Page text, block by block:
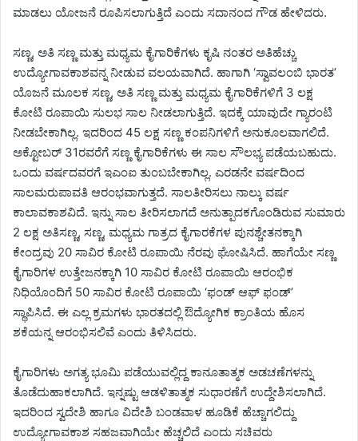
ಮಾಡಲು ಯೋಜನೆ ರೂಪಿಸಲಾಗುತ್ತಿದೆ ಎಂದು ಸದಾನಂದ ಗೌಡ ಹೇಳಿದರು.
ಸಣ್ಣ, ಅತಿ ಸಣ್ಣ ಮತ್ತು ಮಧ್ಯಮ ಕೈಗಾರಿಕೆಗಳು ಕೃಷಿ ನಂತರ ಅತಿಹೆಚ್ಚು
ಉದ್ಯೋಗಾವಕಾಶವನ್ನ ನೀಡುವ ವಲಯವಾಗಿದೆ. ಹಾಗಾಗಿ ‘ಸ್ವಾವಲಂಬಿ ಭಾರತ’
ಯೊಜನೆ ಮೂಲಕ ಸಣ್ಣ, ಅತಿ ಸಣ್ಣ ಮತ್ತು ಮಧ್ಯಮ ಕೈಗಾರಿಕೆಗಳಿಗೆ 3 ಲಕ್ಷ
ಕೋಟಿ ರೂಪಾಯಿ ಸುಲಭ ಸಾಲ ನೀಡಲಾಗುತ್ತಿದೆ. ಇದಕ್ಕೆ ಯಾವುದೇ ಗ್ಯಾರಂಟಿ
ನೀಡಬೇಕಾಗಿಲ್ಲ. ಇದರಿಂದ 45 ಲಕ್ಷ ಸಣ್ಣ ಕಂಪನಿಗಳಿಗೆ ಅನುಕೂಲವಾಗಲಿದೆ.
ಅಕ್ಟೋಬರ್ 31ರವರೆಗೆ ಸಣ್ಣ ಕೈಗಾರಿಕೆಗಳು ಈ ಸಾಲ ಸೌಲಭ್ಯ ಪಡೆಯಬಹುದು.
ಒಂದು ವರ್ಷದವರಗೆ ಇಎಂಐ ತುಂಬಬೇಕಾಗಿಲ್ಲ. ಎರಡನೇ ವರ್ಷದಿಂದ
ಸಾಲಮರುಪಾವತಿ ಆರಂಭವಾಗುತ್ತದೆ. ಸಾಲತೀರಿಸಲು ನಾಲ್ಕು ವರ್ಷ
ಕಾಲಾವಕಾಶವಿದೆ. ಇನ್ನು ಸಾಲ ತೀರಿಸಲಾಗದೆ ಅನುತ್ಪಾದಕಗೊಂಡಿರುವ ಸುಮಾರು
2 ಲಕ್ಷ ಅತಿಸಣ್ಣ, ಸಣ್ಣ, ಮಧ್ಯಮ ಗಾತ್ರದ ಕೈಗಾರಕೆಗಳ ಪುನಶ್ಚೇತನಕ್ಕಾಗಿ
ಕೇಂದ್ರವು 20 ಸಾವಿರ ಕೋಟಿ ರೂಪಾಯಿ ನೆರವು ಘೋಷಿಸಿದೆ. ಹಾಗೆಯೇ ಸಣ್ಣ
ಕೈಗಾರಿಗಳ ಉತ್ತೇಜನಕ್ಕಾಗಿ 10 ಸಾವಿರ ಕೋಟಿ ರೂಪಾಯಿ ಆರಂಭಿಕ
ನಿಧಿಯೊಂದಿಗೆ 50 ಸಾವಿರ ಕೋಟಿ ರೂಪಾಯಿ ‘ಫಂಡ್ ಆಫ್ ಫಂಡ್’
ಸ್ಥಾಪಿಸಿದೆ. ಈ ಎಲ್ಲ ಕ್ರಮಗಳು ಭಾರತದಲ್ಲಿ ಔದ್ಯೋಗಿಕ ಕ್ರಾಂತಿಯ ಹೊಸ
ಶಕೆಯನ್ನ ಆರಂಭಿಸಲಿವೆ ಎಂದು ತಿಳಿಸಿದರು.
ಕೈಗಾರಿಗಳು ಅಗತ್ಯ ಭೂಮಿ ಪಡೆಯುವಲ್ಲಿದ್ದ ಕಾನೂತಾತ್ಮಕ ಅಡಚಣೆಗಳನ್ನು
ತೊಡೆದುಹಾಕಲಾಗಿದೆ. ಇನ್ನಷ್ಟು ಆಡಳಿತಾತ್ಮಕ ಸುಧಾರಣೆಗೆ ಉದ್ದೇಶಿಸಲಾಗಿದೆ.
ಇದರಿಂದ ಸ್ವದೇಶಿ ಹಾಗೂ ವಿದೇಶಿ ಬಂಡವಾಳ ಹೂಡಿಕೆ ಹೆಚ್ಚಾಗಲಿದ್ದು
ಉದ್ಯೋಗಾವಕಾಶ ಸಹಜವಾಗಿಯೇ ಹೆಚ್ಚಲಿದೆ ಎಂದು ಸಚಿವರು